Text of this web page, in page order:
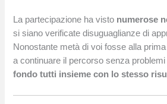
La partecipazione ha visto numerose
si siano verificate disuguaglianze di
Nonostante metà di voi fosse alla
a continuare il percorso senza
fondo tutti insieme con lo stesso